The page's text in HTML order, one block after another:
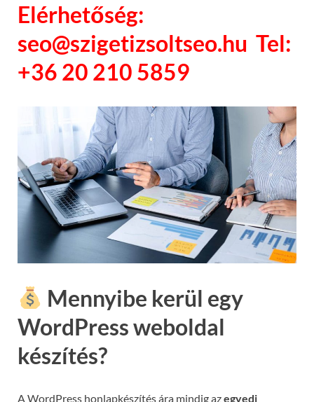
Elérhetőség:
seo@szigetizsoltseo.hu Tel:
+36 20 210 5859
Mennyibe kerül egy
WordPress weboldal
készítés?
A WordPress honlapkészítés ára mindig azegyedi